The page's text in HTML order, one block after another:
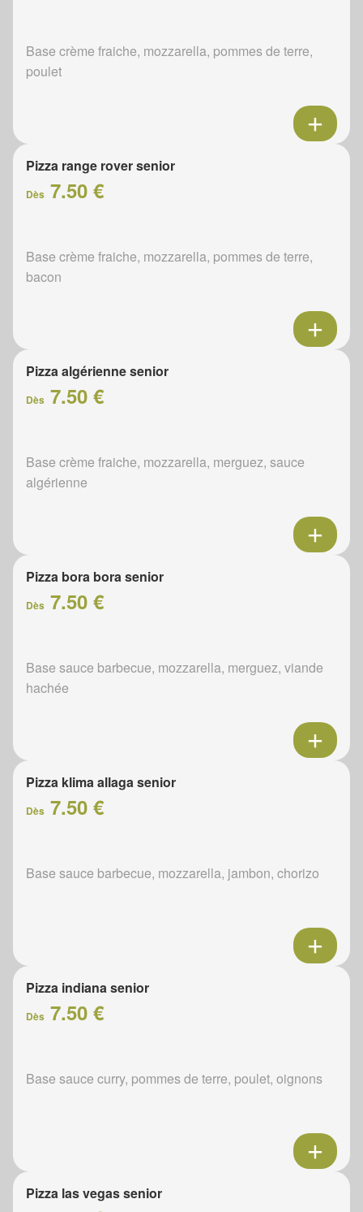
Base crème fraiche, mozzarella, pommes de terre,
poulet
Pizza range rover senior
Dès 7.50 €
Base crème fraiche, mozzarella, pommes de terre,
bacon
Pizza algérienne senior
Dès 7.50 €
Base crème fraiche, mozzarella, merguez, sauce
algérienne
Pizza bora bora senior
Dès 7.50 €
Base sauce barbecue, mozzarella, merguez, viande
hachée
Pizza klima allaga senior
Dès 7.50 €
Base sauce barbecue, mozzarella, jambon, chorizo
Pizza indiana senior
Dès 7.50 €
Base sauce curry, pommes de terre, poulet, oignons
Pizza las vegas senior